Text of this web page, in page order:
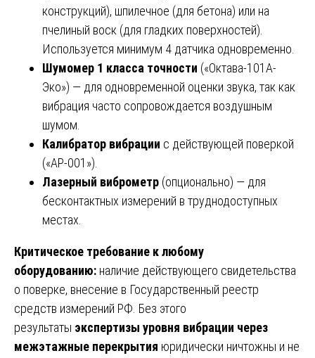
конструкций), шпилечное (для бетона) или на
пчелиный воск (для гладких поверхностей).
Используется минимум 4 датчика одновременно.
Шумомер 1 класса точности («Октава-101А-
Эко») — для одновременной оценки звука, так как
вибрация часто сопровождается воздушным
шумом.
Калибратор вибрации с действующей поверкой
(«АР-001»).
Лазерный виброметр (опционально) — для
бесконтактных измерений в труднодоступных
местах.
Критическое требование к любому
оборудованию: наличие действующего свидетельства
о поверке, внесение в Государственный реестр
средств измерений РФ. Без этого
результаты экспертизы уровня вибрации через
межэтажные перекрытия юридически ничтожны и не